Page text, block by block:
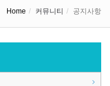
Home 커뮤니티 공지사항